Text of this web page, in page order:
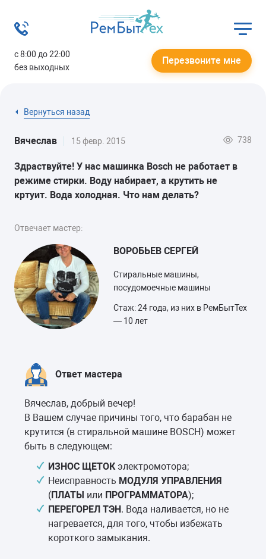
с 8:00 до 22:00
без выходных
Перезвоните мне
Вернуться назад
Вячеслав 15 февр. 2015 738
Здраствуйте! У нас машинка Bosch не работает в
режиме стирки. Воду набирает, а крутить не
кртуит. Вода холодная. Что нам делать?
Отвечает мастер:
ВОРОБЬЕВ СЕРГЕЙ
Стиральные машины,
посудомоечные машины
Стаж: 24 года, из них в РемБытТех
— 10 лет
Ответ мастера
Вячеслав, добрый вечер!
В Вашем случае причины того, что барабан не
крутится (в стиральной машине BOSCH) может
быть в следующем:
ИЗНОС ЩЕТОК электромотора;
Неисправность МОДУЛЯ УПРАВЛЕНИЯ
(ПЛАТЫ или ПРОГРАММАТОРА);
ПЕРЕГОРЕЛ ТЭН. Вода наливается, но не
нагревается, для того, чтобы избежать
короткого замыкания.